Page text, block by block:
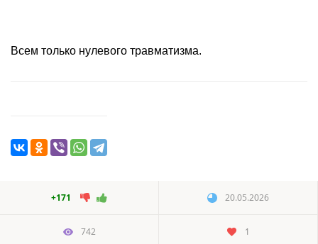
Всем только нулевого травматизма.
+171 20.05.2026
742 1